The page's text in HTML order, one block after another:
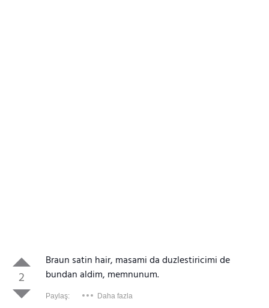
2
Braun satin hair, masami da duzlestiricimi de
bundan aldim, memnunum.
Paylaş: Daha fazla